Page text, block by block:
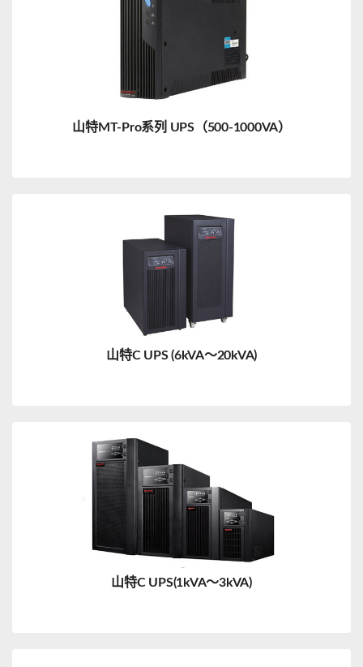
山特MT-Pro系列 UPS（500-1000VA）
山特C UPS (6kVA～20kVA)
山特C UPS(1kVA～3kVA)